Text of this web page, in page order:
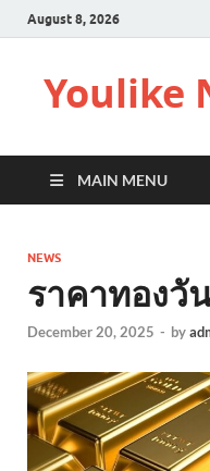
August 8, 2026
Youlike
MAIN MENU
NEWS
ราคาทองวั
December 20, 2025 - by